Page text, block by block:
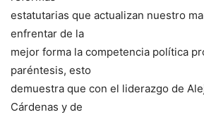
estatutarias que actualizan nuestro
enfrentar de la
mejor forma la competencia política
paréntesis, esto
demuestra que con el liderazgo de
Cárdenas y de